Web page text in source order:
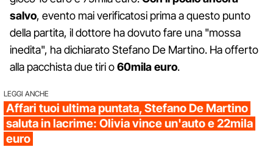
salvo, evento mai verificatosi prima a questo punto
della partita, il dottore ha dovuto fare una "mossa
inedita", ha dichiarato Stefano De Martino. Ha offerto
alla pacchista due tiri o60mila euro.
LEGGI ANCHE
Affari tuoi ultima puntata, Stefano De Martino
saluta in lacrime: Olivia vince un'auto e 22mila
euro